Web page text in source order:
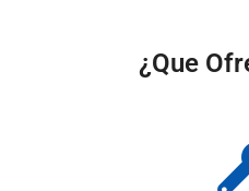
¿Que